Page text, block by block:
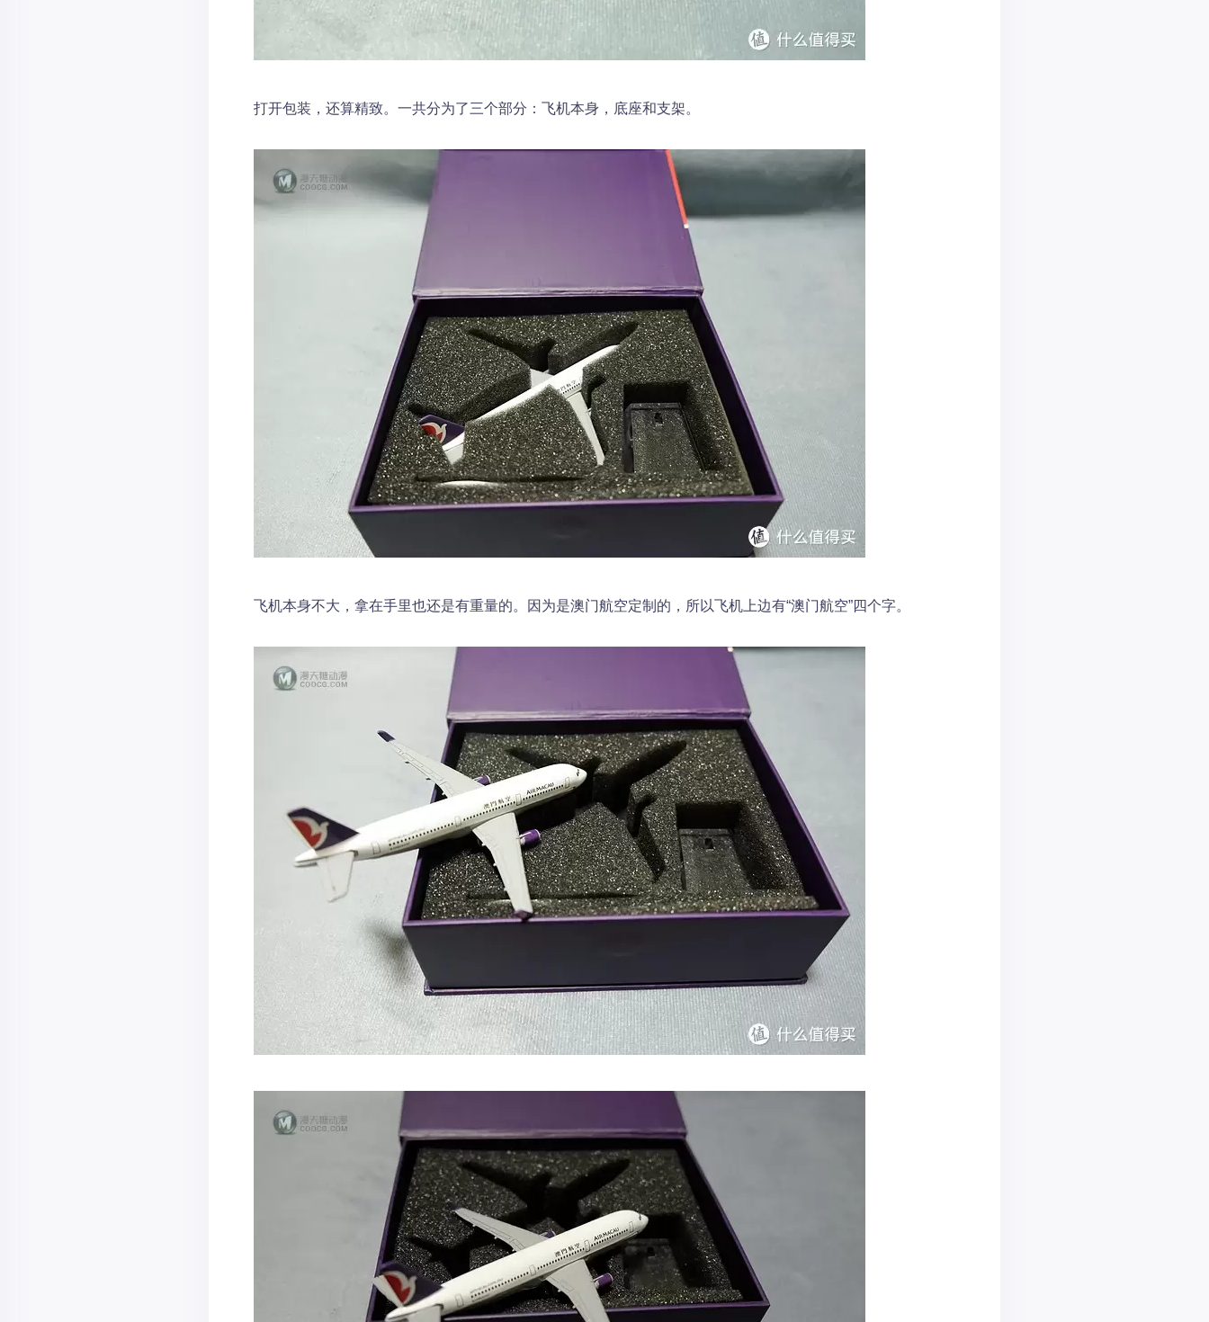
打开包装，还算精致。一共分为了三个部分：飞机本身，底座和支架。
飞机本身不大，拿在手里也还是有重量的。因为是澳门航空定制的，所以飞机上边有“澳门航空”四个字。